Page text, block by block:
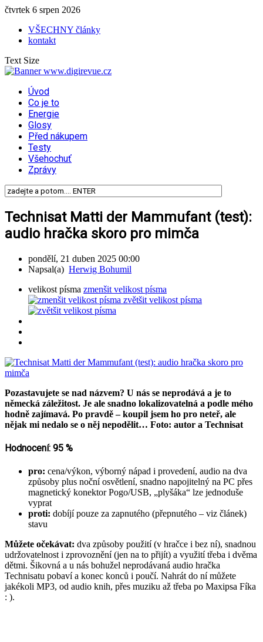
čtvrtek 6 srpen 2026
VŠECHNY články
kontakt
Text Size
Úvod
Co je to
Energie
Glosy
Před nákupem
Testy
Všehochuť
Zprávy
Technisat Matti der Mammufant (test):
audio hračka skoro pro mimča
pondělí, 21 duben 2025 00:00
Napsal(a) Herwig Bohumil
velikost písma zmenšit velikost písma
zvětšit velikost písma
Pozastavujete se nad názvem? U nás se neprodává a je to
německá záležitost. Je ale snadno lokalizovatelná a podle mého
hodně zajímavá. Po pravdě – koupil jsem ho pro neteř, ale
nějak mi nedalo se o něj nepodělit… Foto: autor a Technisat
Hodnocení: 95 %
pro: cena/výkon, výborný nápad i provedení, audio na dva
způsoby plus noční osvětlení, snadno napojitelný na PC přes
magnetický konektor Pogo/USB, „plyšáka“ lze jednoduše
vyprat
proti: dobíjí pouze za zapnutého (přepnutého – viz článek)
stavu
Můžete očekávat: dva způsoby použití (v hračce i bez ní), snadnou
udržovatelnost i zprovoznění (jen na to přijít) a využití třeba i dvěma
dětmi. Šikovná a u nás bohužel neprodávaná audio hračka
Technisatu pobaví a konec konců i poučí. Nahrát do ní můžete
jakékoli MP3, od audio knih, přes muziku až třeba po Maxipsa Fíka
: ).